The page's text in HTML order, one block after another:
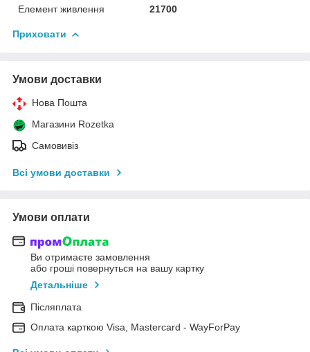
Елемент живлення
21700
Приховати
Умови доставки
Нова Пошта
Магазини Rozetka
Самовивіз
Всі умови доставки
Умови оплати
Ви отримаєте замовлення
або гроші повернуться на вашу картку
Детальніше
Післяплата
Оплата карткою Visa, Mastercard - WayForPay